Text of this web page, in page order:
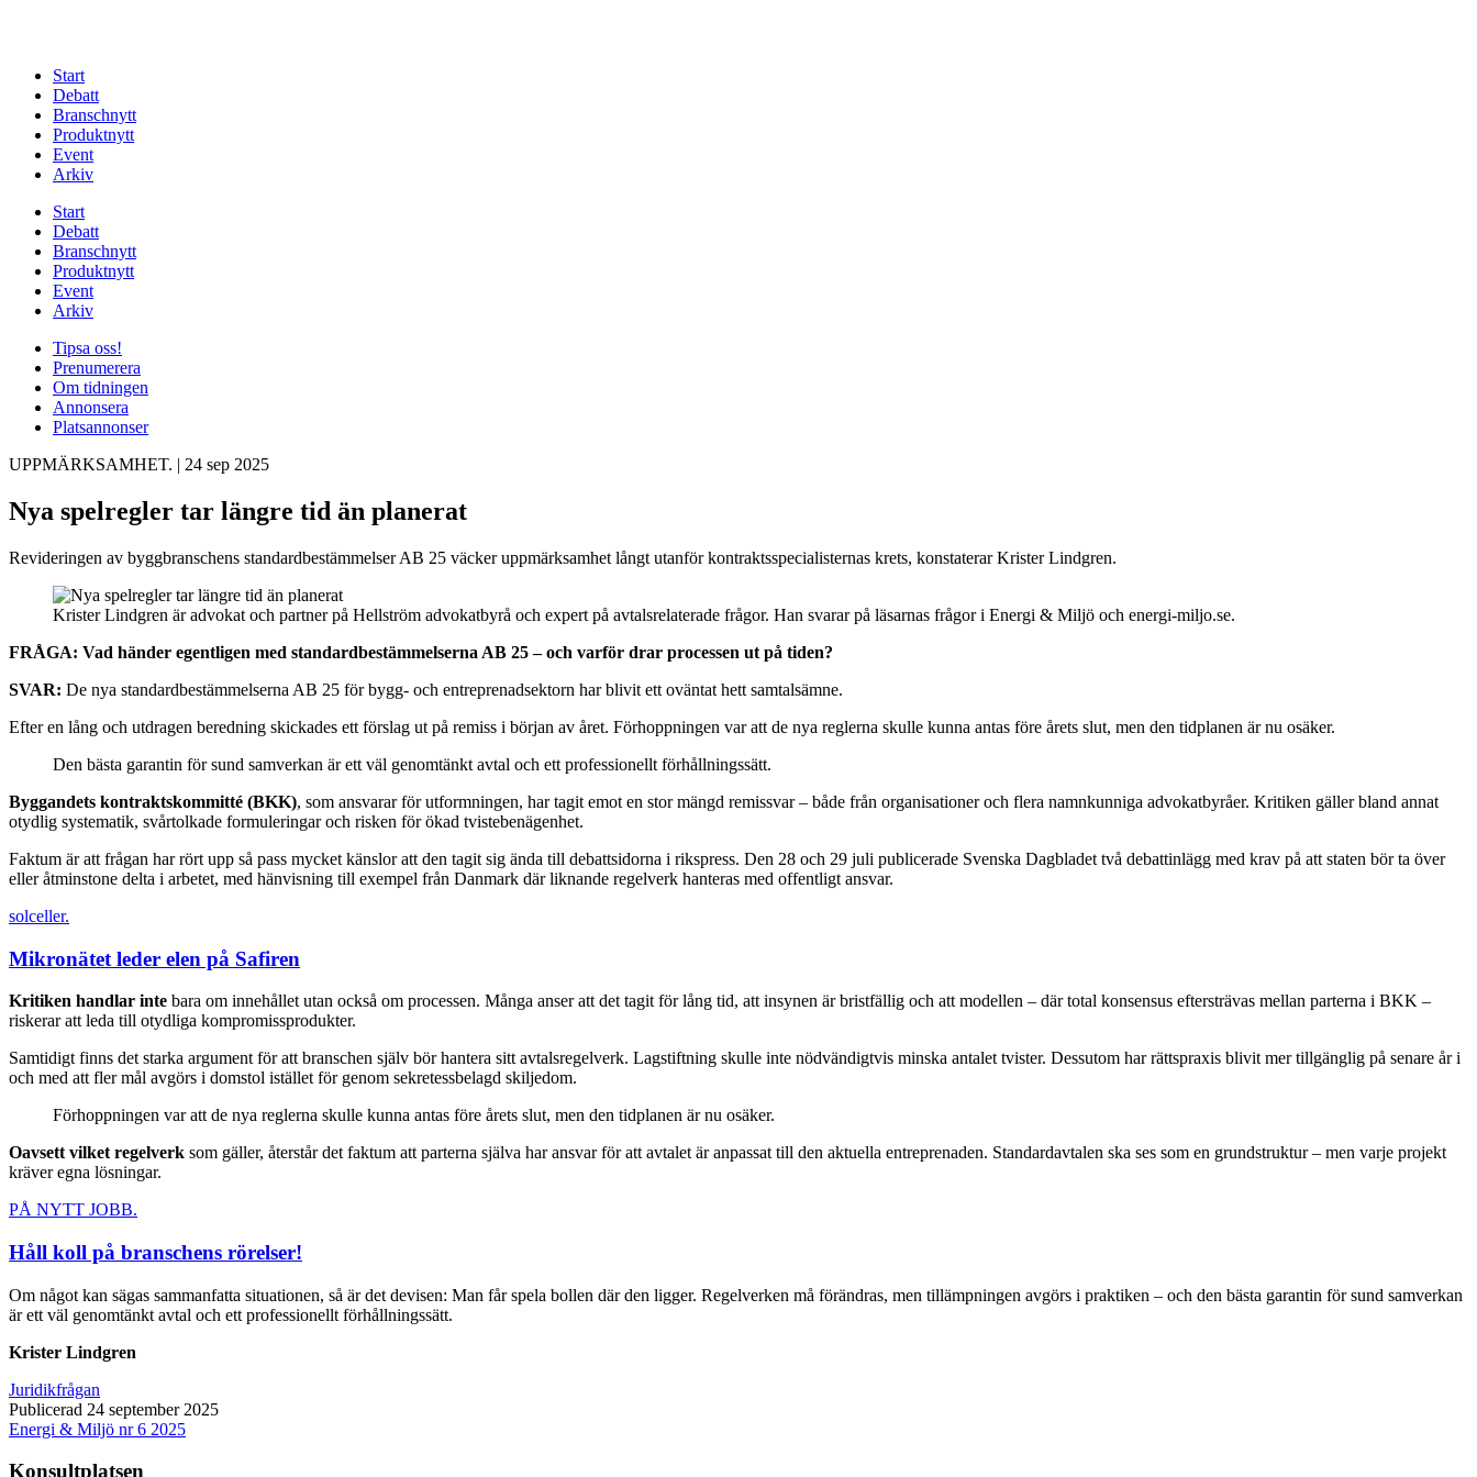
Start
Debatt
Branschnytt
Produktnytt
Event
Arkiv
Start
Debatt
Branschnytt
Produktnytt
Event
Arkiv
Tipsa oss!
Prenumerera
Om tidningen
Annonsera
Platsannonser
UPPMÄRKSAMHET. | 24 sep 2025
Nya spelregler tar längre tid än planerat
Revideringen av byggbranschens standardbestämmelser AB 25 väcker uppmärksamhet långt utanför kontraktsspecialisternas krets, konstaterar Krister Lindgren.
Krister Lindgren är advokat och partner på Hellström advokatbyrå och expert på avtalsrelaterade frågor. Han svarar på läsarnas frågor i Energi & Miljö och energi-miljo.se.
FRÅGA: Vad händer egentligen med standardbestämmelserna AB 25 – och varför drar processen ut på tiden?
SVAR: De nya standardbestämmelserna AB 25 för bygg- och entreprenadsektorn har blivit ett oväntat hett samtalsämne.
Efter en lång och utdragen beredning skickades ett förslag ut på remiss i början av året. Förhoppningen var att de nya reglerna skulle kunna antas före årets slut, men den tidplanen är nu osäker.
Den bästa garantin för sund samverkan är ett väl genomtänkt avtal och ett professionellt förhållningssätt.
Byggandets kontraktskommitté (BKK), som ansvarar för utformningen, har tagit emot en stor mängd remissvar – både från organisationer och flera namnkunniga advokatbyråer. Kritiken gäller bland annat
otydlig systematik, svårtolkade formuleringar och risken för ökad tvistebenägenhet.
Faktum är att frågan har rört upp så pass mycket känslor att den tagit sig ända till debattsidorna i rikspress. Den 28 och 29 juli publicerade Svenska Dagbladet två debattinlägg med krav på att staten bör ta över
eller åtminstone delta i arbetet, med hänvisning till exempel från Danmark där liknande regelverk hanteras med offentligt ansvar.
solceller.
Mikronätet leder elen på Safiren
Kritiken handlar inte bara om innehållet utan också om processen. Många anser att det tagit för lång tid, att insynen är bristfällig och att modellen – där total konsensus eftersträvas mellan parterna i BKK –
riskerar att leda till otydliga kompromissprodukter.
Samtidigt finns det starka argument för att branschen själv bör hantera sitt avtalsregelverk. Lagstiftning skulle inte nödvändigtvis minska antalet tvister. Dessutom har rättspraxis blivit mer tillgänglig på senare år i
och med att fler mål avgörs i domstol istället för genom sekretessbelagd skiljedom.
Förhoppningen var att de nya reglerna skulle kunna antas före årets slut, men den tidplanen är nu osäker.
Oavsett vilket regelverk som gäller, återstår det faktum att parterna själva har ansvar för att avtalet är anpassat till den aktuella entreprenaden. Standardavtalen ska ses som en grundstruktur – men varje projekt
kräver egna lösningar.
PÅ NYTT JOBB.
Håll koll på branschens rörelser!
Om något kan sägas sammanfatta situationen, så är det devisen: Man får spela bollen där den ligger. Regelverken må förändras, men tillämpningen avgörs i praktiken – och den bästa garantin för sund samverkan
är ett väl genomtänkt avtal och ett professionellt förhållningssätt.
Krister Lindgren
Juridikfrågan
Publicerad 24 september 2025
Energi & Miljö nr 6 2025
Konsultplatsen